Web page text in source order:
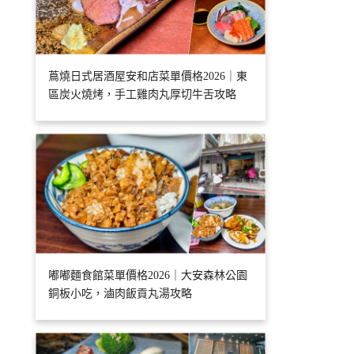
蔦燒日式居酒屋安和店菜單價格2026｜東
區炭火燒烤，手工雞肉丸厚切牛舌攻略
嘟嘟麵食館菜單價格2026｜大安森林公園
銅板小吃，滷肉飯貢丸湯攻略